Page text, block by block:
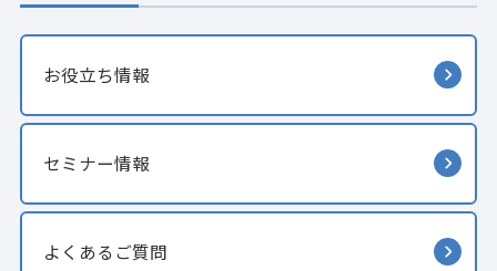
お役立ち情報
セミナー情報
よくあるご質問